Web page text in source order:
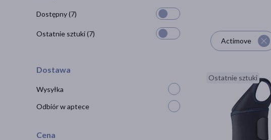
Actimove
Ostatnie sztuki
Dostępny(7)
Ostatnie sztuki(7)
Dostawa
Wysyłka
Odbiór w aptece
Cena